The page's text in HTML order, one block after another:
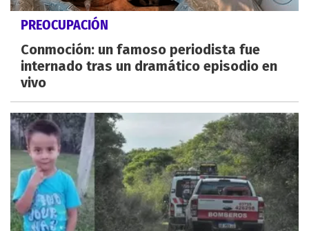
PREOCUPACIÓN
Conmoción: un famoso periodista fue
internado tras un dramático episodio en
vivo